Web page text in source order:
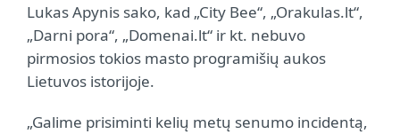
Lukas Apynis sako, kad „City Bee“, „Orakulas.lt“,
„Darni pora“, „Domenai.lt“ ir kt. nebuvo
pirmosios tokios masto programišių aukos
Lietuvos istorijoje.
„Galime prisiminti kelių metų senumo incidentą,